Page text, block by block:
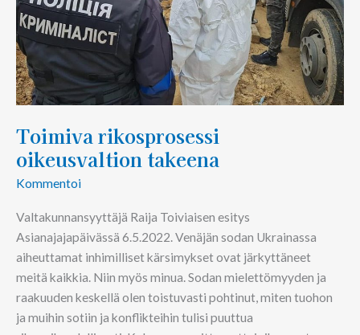
Toimiva rikosprosessi
oikeusvaltion takeena
Kommentoi
Valtakunnansyyttäjä Raija Toiviaisen esitys
Asianajajapäivässä 6.5.2022. Venäjän sodan Ukrainassa
aiheuttamat inhimilliset kärsimykset ovat järkyttäneet
meitä kaikkia. Niin myös minua. Sodan mielettömyyden ja
raakuuden keskellä olen toistuvasti pohtinut, miten tuohon
ja muihin sotiin ja konflikteihin tulisi puuttua